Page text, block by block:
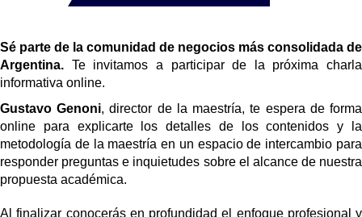
Sé parte de la comunidad de negocios más consolidada de
Argentina. Te invitamos a participar de la próxima charla
informativa online.
Gustavo Genoni, director de la maestría, te espera de forma
online para explicarte los detalles de los contenidos y la
metodología de la maestría en un espacio de intercambio para
responder preguntas e inquietudes sobre el alcance de nuestra
propuesta académica.
Al finalizar conocerás en profundidad el enfoque profesional y